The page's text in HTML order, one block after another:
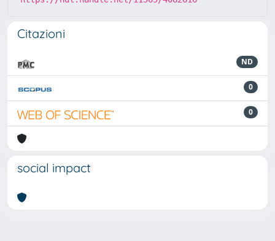
Citazioni
ND
0
0
social impact